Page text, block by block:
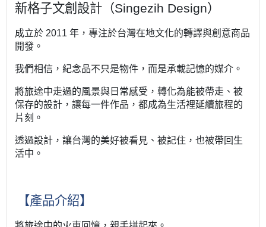
新格子文創設計（Singezih Design）
成立於 2011 年，專注於台灣在地文化的轉譯與創意商品
開發。
我們相信，紀念品不只是物件，而是承載記憶的媒介。
將旅途中走過的風景與日常感受，轉化為能被帶走、被
保存的設計， 讓每一件作品，都成為生活裡延續旅程的
片刻。
透過設計，讓台灣的美好被看見、被記住，也被帶回生
活中。
【產品介紹】